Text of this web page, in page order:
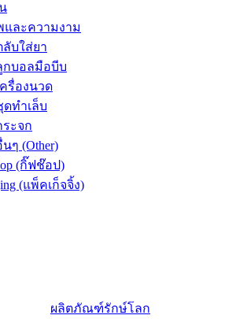
และความงาม
ลับใส่ยา
กบอลมือบีบ
ครื่องนวด
ดทำเล็บ
ระจก
นๆ (Other)
(กิ๊ฟช๊อป)
(แพ็คเก็จจิ้ง)
ผลิตภัณฑ์รักษ์โลก